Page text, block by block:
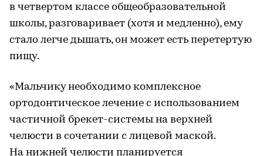
в четвертом классе общеобразовательной
школы, разговаривает (хотя и медленно), ему
стало легче дышать, он может есть перетертую
пищу.
«Мальчику необходимо комплексное
ортодонтическое лечение с использованием
частичной брекет-системы на верхней
челюсти в сочетании с лицевой маской.
На нижней челюсти планируется